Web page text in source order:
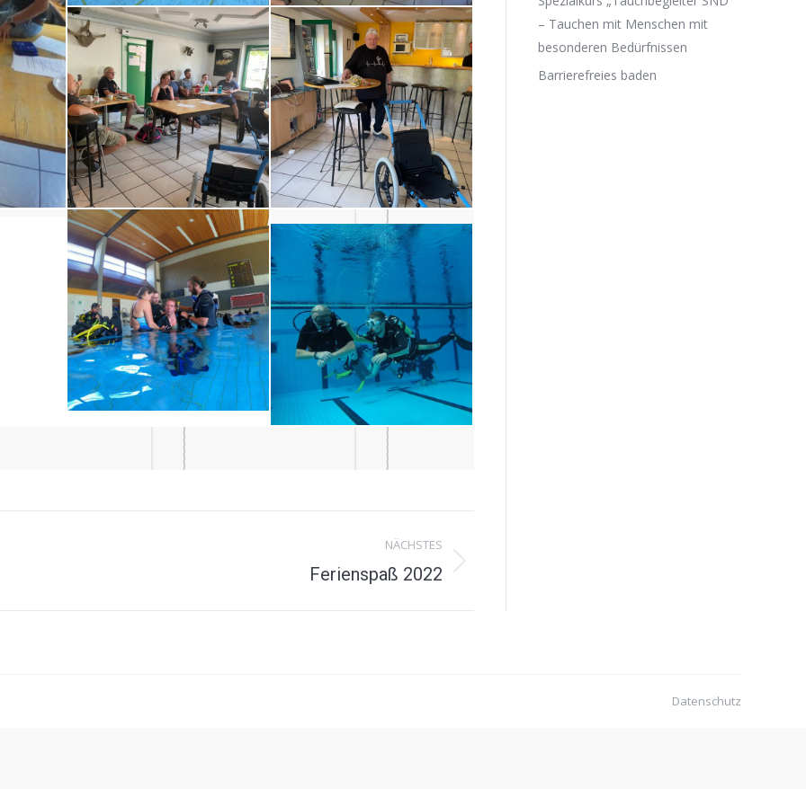
NÄCHSTES
Ferienspaß 2022
– Tauchen mit Menschen mit
besonderen Bedürfnissen
Barrierefreies baden
Datenschutz